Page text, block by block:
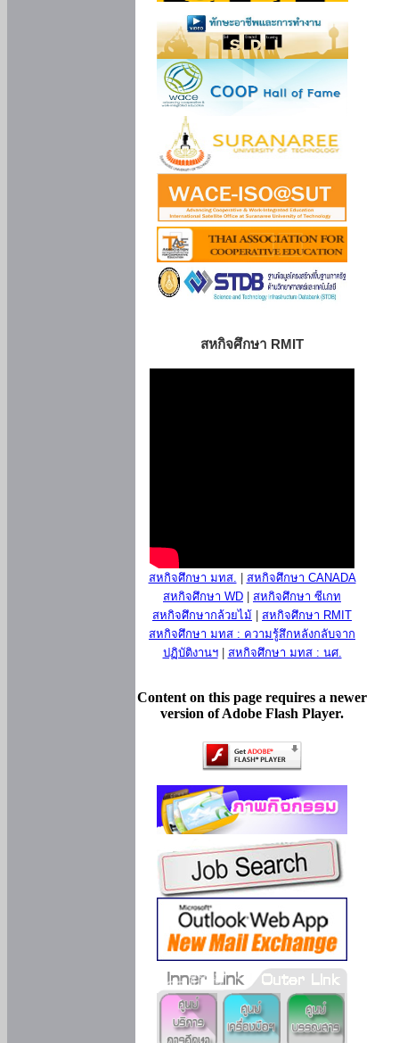
สหกิจศึกษา RMIT
สหกิจศึกษา มทส.
สหกิจศึกษา CANADA
สหกิจศึกษา WD
สหกิจศึกษา ซีเกท
สหกิจศึกษากล้วยไม้
สหกิจศึกษา RMIT
สหกิจศึกษา มทส : ความรู้สึกหลังกลับจาก
ปฏิบัติงานฯ| สหกิจศึกษา มทส : นศ.
Content on this page requires a newer
version of Adobe Flash Player.